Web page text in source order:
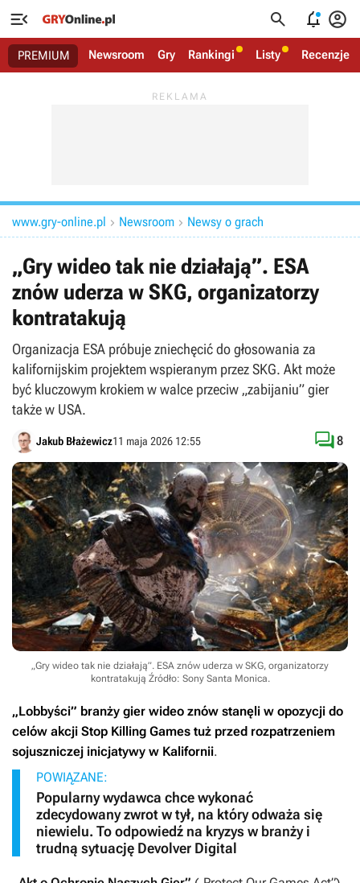
   
PREMIUM Newsroom Gry Rankingi Listy Recenzje
www.gry-online.pl  Newsroom  Newsy o grach
„Gry wideo tak nie działają”. ESA
znów uderza w SKG, organizatorzy
kontratakują
Organizacja ESA próbuje zniechęcić do głosowania za
kalifornijskim projektem wspieranym przez SKG. Akt może
być kluczowym krokiem w walce przeciw „zabijaniu” gier
także w USA.
Jakub Błażewicz11 maja 2026 12:55 8
„Gry wideo tak nie działają”. ESA znów uderza w SKG, organizatorzy
kontratakują Źródło: Sony Santa Monica.
„Lobbyści” branży gier wideo znów stanęli w opozycji do
celów akcji Stop Killing Games tuż przed rozpatrzeniem
sojuszniczej inicjatywy w Kalifornii.
POWIĄZANE:
Popularny wydawca chce wykonać
zdecydowany zwrot w tył, na który odważa się
niewielu. To odpowiedź na kryzys w branży i
trudną sytuację Devolver Digital